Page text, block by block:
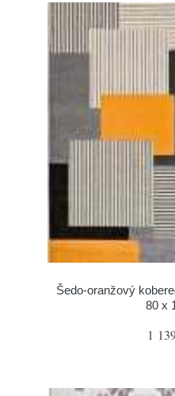
Šedo-oranžový
80 x
1